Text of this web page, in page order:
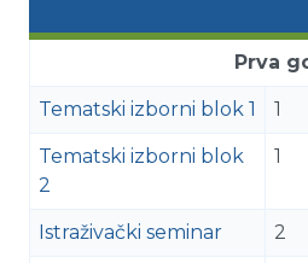
Prva
Tematski izborni blok 1 1
Tematski izborni blok
2
1
Istraživački seminar 2